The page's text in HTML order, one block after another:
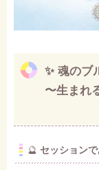
✨ 魂のブ
〜生まれ
🔮 セッション